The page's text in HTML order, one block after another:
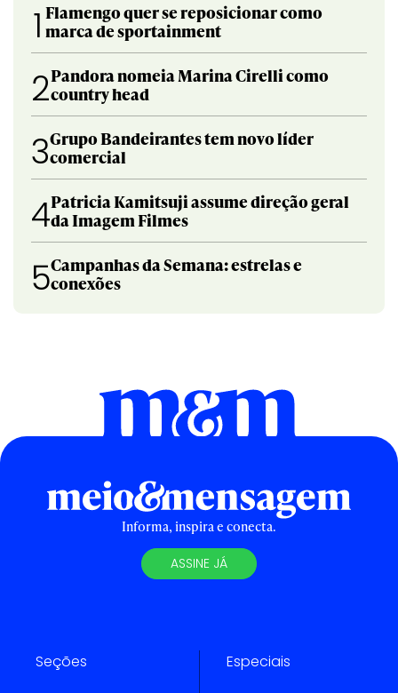
1 Flamengo quer se reposicionar como
marca de sportainment
2Pandora nomeia Marina Cirelli como
country head
3Grupo Bandeirantes tem novo líder
comercial
4Patricia Kamitsuji assume direção geral
da Imagem Filmes
5Campanhas da Semana: estrelas e
conexões
Informa, inspira e conecta.
ASSINE JÁ
Seções Especiais